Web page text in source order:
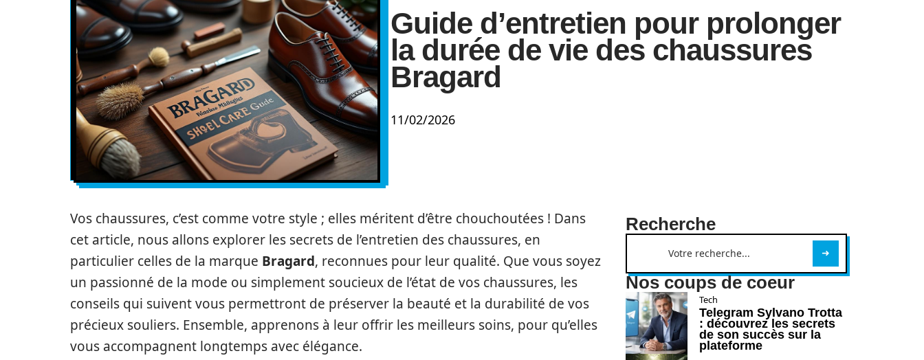
Guide d’entretien pour prolonger
la durée de vie des chaussures
Bragard
11/02/2026
Vos chaussures, c’est comme votre style ; elles méritent d’être chouchoutées ! Dans
cet article, nous allons explorer les secrets de l’entretien des chaussures, en
particulier celles de la marque Bragard, reconnues pour leur qualité. Que vous soyez
un passionné de la mode ou simplement soucieux de l’état de vos chaussures, les
conseils qui suivent vous permettront de préserver la beauté et la durabilité de vos
précieux souliers. Ensemble, apprenons à leur offrir les meilleurs soins, pour qu’elles
vous accompagnent longtemps avec élégance.
Recherche
Nos coups de coeur
Tech
Telegram Sylvano Trotta
: découvrez les secrets
de son succès sur la
plateforme